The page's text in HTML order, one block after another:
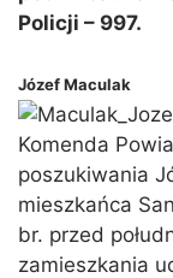
Policji – 997.
Józef Maculak
Komenda
poszukiwania
mieszkańca
br. przed
zamieszkania